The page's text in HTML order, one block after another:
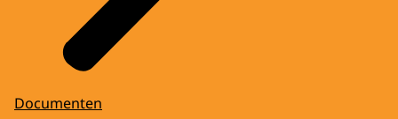
Documenten